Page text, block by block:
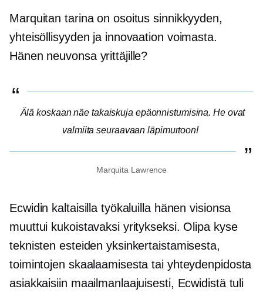
Marquitan tarina on osoitus sinnikkyyden,
yhteisöllisyyden ja innovaation voimasta.
Hänen neuvonsa yrittäjille?
Älä koskaan näe takaiskuja epäonnistumisina. He ovat
valmiita seuraavaan läpimurtoon!
Marquita Lawrence
Ecwidin kaltaisilla työkaluilla hänen visionsa
muuttui kukoistavaksi yritykseksi. Olipa kyse
teknisten esteiden yksinkertaistamisesta,
toimintojen skaalaamisesta tai yhteydenpidosta
asiakkaisiin maailmanlaajuisesti, Ecwidistä tuli